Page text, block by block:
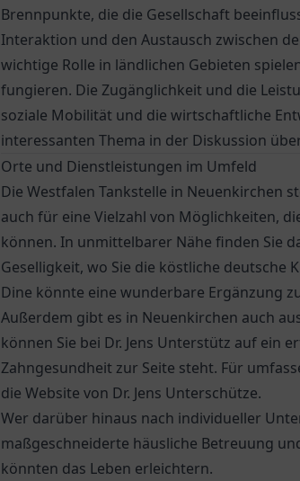
Brennpunkte, die die Gesellschaft
Interaktion und den Austausch zwischen
wichtige Rolle in ländlichen Gebieten
fungieren. Die Zugänglichkeit und die
soziale Mobilität und die wirtschaftliche
interessanten Thema in der Diskussion
Orte und Dienstleistungen im Umfeld
Die Westfalen Tankstelle in Neuenkirchen
auch für eine Vielzahl von Möglichkeiten,
können. In unmittelbarer Nähe finden Sie
Geselligkeit, wo Sie die köstliche deutsche
Dine könnte eine wunderbare Ergänzung
Außerdem gibt es in Neuenkirchen auch
können Sie bei Dr. Jens Unterstütz auf ein
Zahngesundheit zur Seite steht. Für
die Website von Dr. Jens Unterschütze.
Wer darüber hinaus nach individueller
maßgeschneiderte häusliche Betreuung
könnten das Leben erleichtern.